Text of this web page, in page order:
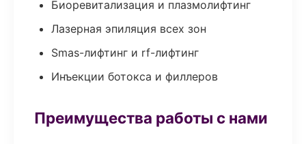
Биоревитализация и плазмолифтинг
Лазерная эпиляция всех зон
Smas-лифтинг и rf-лифтинг
Инъекции ботокса и филлеров
Преимущества работы с нами